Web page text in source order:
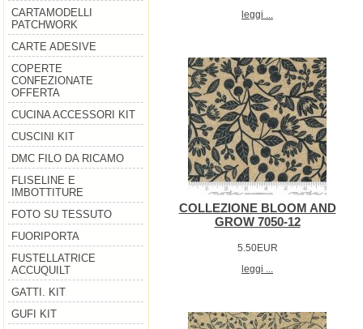
CARTAMODELLI
PATCHWORK
CARTE ADESIVE
COPERTE
CONFEZIONATE
OFFERTA
CUCINA ACCESSORI KIT
CUSCINI KIT
DMC FILO DA RICAMO
FLISELINE E
IMBOTTITURE
FOTO SU TESSUTO
FUORIPORTA
FUSTELLATRICE
ACCUQUILT
GATTI. KIT
GUFI KIT
leggi ...
COLLEZIONE BLOOM AND
GROW 7050-12
5.50EUR
leggi ...